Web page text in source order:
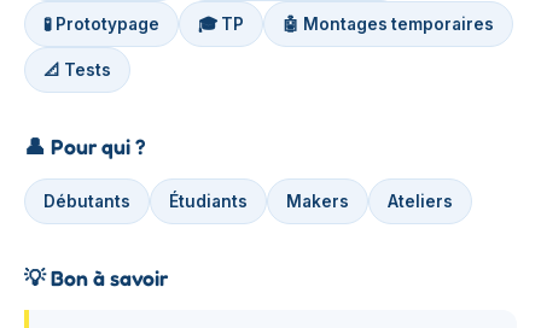
🧪 Prototypage 🎓 TP 🤖 Montages temporaires
📐 Tests
👤 Pour qui ?
Débutants Étudiants Makers Ateliers
💡Bon à savoir